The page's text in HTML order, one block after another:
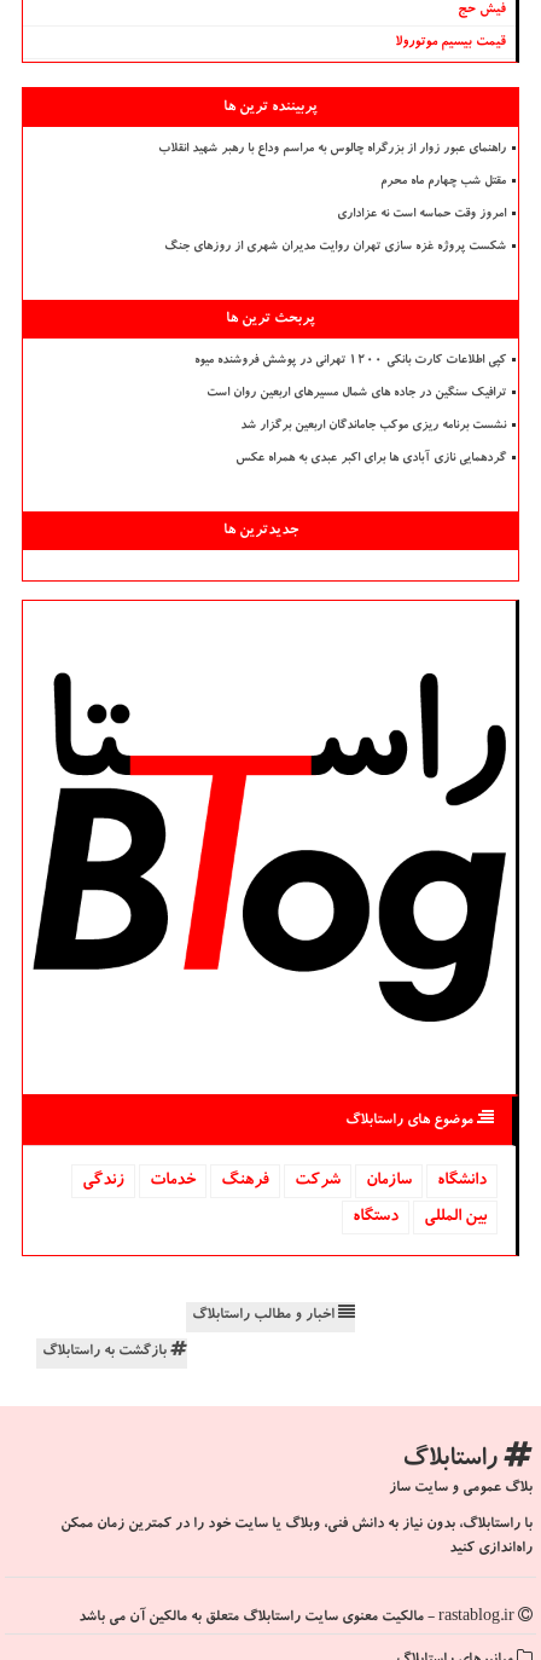
فیش حج
قیمت بیسیم موتورولا
پربیننده ترین ها
راهنمای عبور زوار از بزرگراه چالوس به مراسم وداع با رهبر شهید انقلاب
مقتل شب چهارم ماه محرم
امروز وقت حماسه است نه عزاداری
شکست پروژه غزه سازی تهران روایت مدیران شهری از روزهای جنگ
پربحث ترین ها
کپی اطلاعات کارت بانکی ۱۲۰۰ تهرانی در پوشش فروشنده میوه
ترافیک سنگین در جاده های شمال مسیرهای اربعین روان است
نشست برنامه ریزی موکب جاماندگان اربعین برگزار شد
گردهمایی نازی آبادی ها برای اکبر عبدی به همراه عکس
جدیدترین ها
موضوع های راستابلاگ
دانشگاه‌ سازمان شركت فرهنگ خدمات
زندگی
بین المللی
دستگاه
اخبار و مطالب راستابلاگ
بازگشت به راستابلاگ
راستابلاگ
بلاگ عمومی و سایت ساز
با راستابلاگ، بدون نیاز به دانش فنی، وبلاگ یا سایت خود را در کمترین زمان ممکن
راه‌اندازی کنید